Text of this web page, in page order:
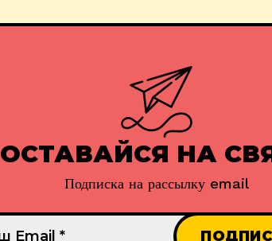
ОСТАВАЙСЯ НА
Подписка на рассылку email